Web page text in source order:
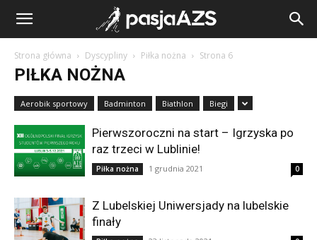
Strona główna Dyscypliny Piłka nożna Strona 6
PIŁKA NOŻNA
Aerobik sportowy Badminton Biathlon Biegi
Pierwszoroczni na start – Igrzyska po
raz trzeci w Lublinie!
Piłka nożna 1 grudnia 2021 0
Z Lubelskiej Uniwersjady na lubelskie
finały